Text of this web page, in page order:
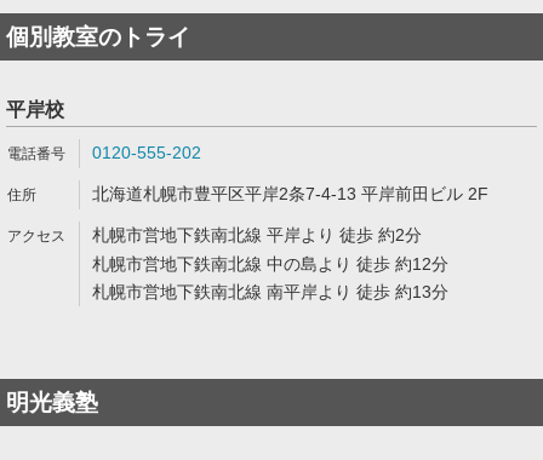
個別教室のトライ
平岸校
0120-555-202
北海道札幌市豊平区平岸2条7-4-13 平岸前田ビル 2F
札幌市営地下鉄南北線 平岸より 徒歩 約2分
札幌市営地下鉄南北線 中の島より 徒歩 約12分
札幌市営地下鉄南北線 南平岸より 徒歩 約13分
明光義塾